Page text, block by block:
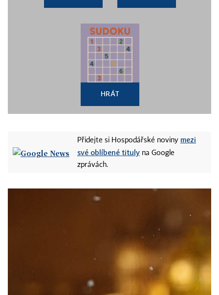
HRÁT
Přidejte si Hospodářské noviny mezi
své oblíbené tituly na Google
zprávách.